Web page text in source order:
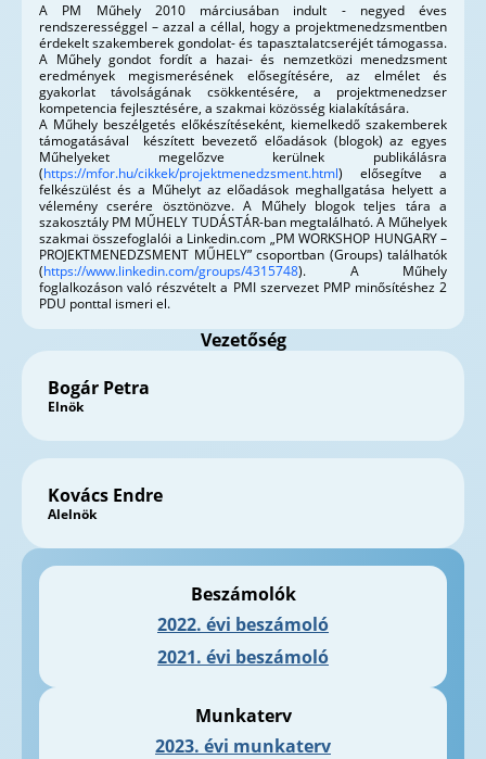
A PM Műhely 2010 márciusában indult - negyed éves
rendszerességgel – azzal a céllal, hogy a projektmenedzsmentben
érdekelt szakemberek gondolat- és tapasztalatcseréjét támogassa.
A Műhely gondot fordít a hazai- és nemzetközi menedzsment
eredmények megismerésének elősegítésére, az elmélet és
gyakorlat távolságának csökkentésére, a projektmenedzser
kompetencia fejlesztésére, a szakmai közösség kialakítására.
A Műhely beszélgetés előkészítéseként, kiemelkedő szakemberek
támogatásával készített bevezető előadások (blogok) az egyes
Műhelyeket megelőzve kerülnek publikálásra
(https://mfor.hu/cikkek/projektmenedzsment.html) elősegítve a
felkészülést és a Műhelyt az előadások meghallgatása helyett a
vélemény cserére ösztönözve. A Műhely blogok teljes tára a
szakosztály PM MŰHELY TUDÁSTÁR-ban megtalálható. A Műhelyek
szakmai összefoglalói a Linkedin.com „PM WORKSHOP HUNGARY –
PROJEKTMENEDZSMENT MŰHELY” csoportban (Groups) találhatók
(https://www.linkedin.com/groups/4315748). A Műhely
foglalkozáson való részvételt a PMI szervezet PMP minősítéshez 2
PDU ponttal ismeri el.
Vezetőség
Bogár Petra
Elnök
Kovács Endre
Alelnök
Beszámolók
2022. évi beszámoló
2021. évi beszámoló
Munkaterv
2023. évi munkaterv